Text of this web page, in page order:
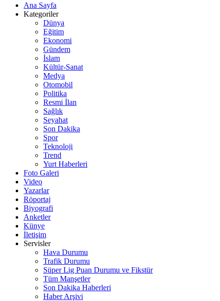
Ana Sayfa
Kategoriler
Dünya
Eğitim
Ekonomi
Gündem
İslam
Kültür-Sanat
Medya
Otomobil
Politika
Resmi İlan
Sağlık
Seyahat
Son Dakika
Spor
Teknoloji
Trend
Yurt Haberleri
Foto Galeri
Video
Yazarlar
Röportaj
Biyografi
Anketler
Künye
İletişim
Servisler
Hava Durumu
Trafik Durumu
Süper Lig Puan Durumu ve Fikstür
Tüm Manşetler
Son Dakika Haberleri
Haber Arşivi